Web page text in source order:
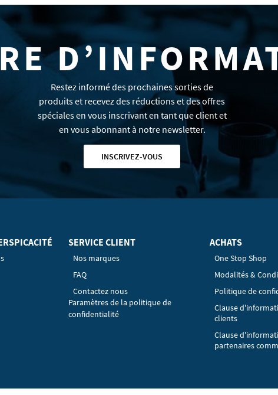
Restez informé des prochaines sorties de
produits et recevez des réductions et des offres
spéciales en vous inscrivant en tant que client et
en vous abonnant à notre newsletter.
INSCRIVEZ-VOUS
SERVICE CLIENT
Nos marques
FAQ
Contactez nous
Paramètres de la politique de
confidentialité
ACHATS
One Stop Shop
Modalités &
Politique de
Clause
clients
Clause
partenaires